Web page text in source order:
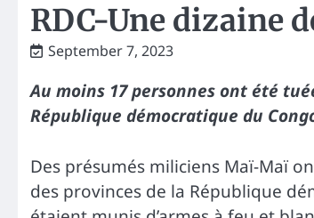
RDC-Une dizaine
September 7, 2023
Au moins 17 personnes ont été
République démocratique du
Des présumés miliciens Maï-Maï
des provinces de la République